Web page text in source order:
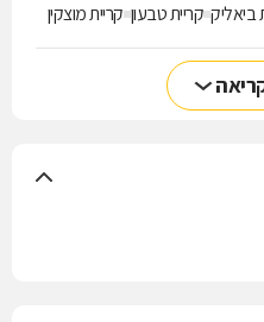
ביאליק קריית טבעון קריית מוצקין